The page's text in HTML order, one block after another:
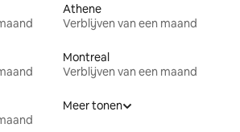
Athene
Verblijven van een maand
Montreal
Verblijven van een maand
Meer tonen